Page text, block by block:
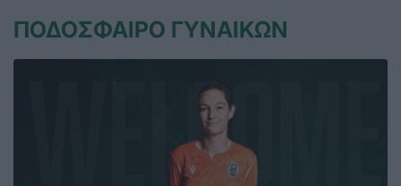
ΠΟΔΟΣΦΑΙΡΟ ΓΥΝΑΙΚΩΝ